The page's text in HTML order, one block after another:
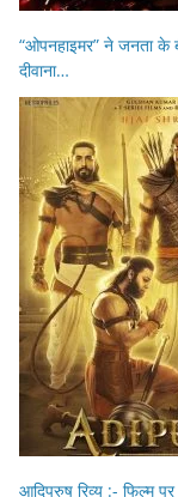
“ओपनहाइमर” ने जनता के
दीवाना…
आदिपुरुष रिव्यु :- फिल्म